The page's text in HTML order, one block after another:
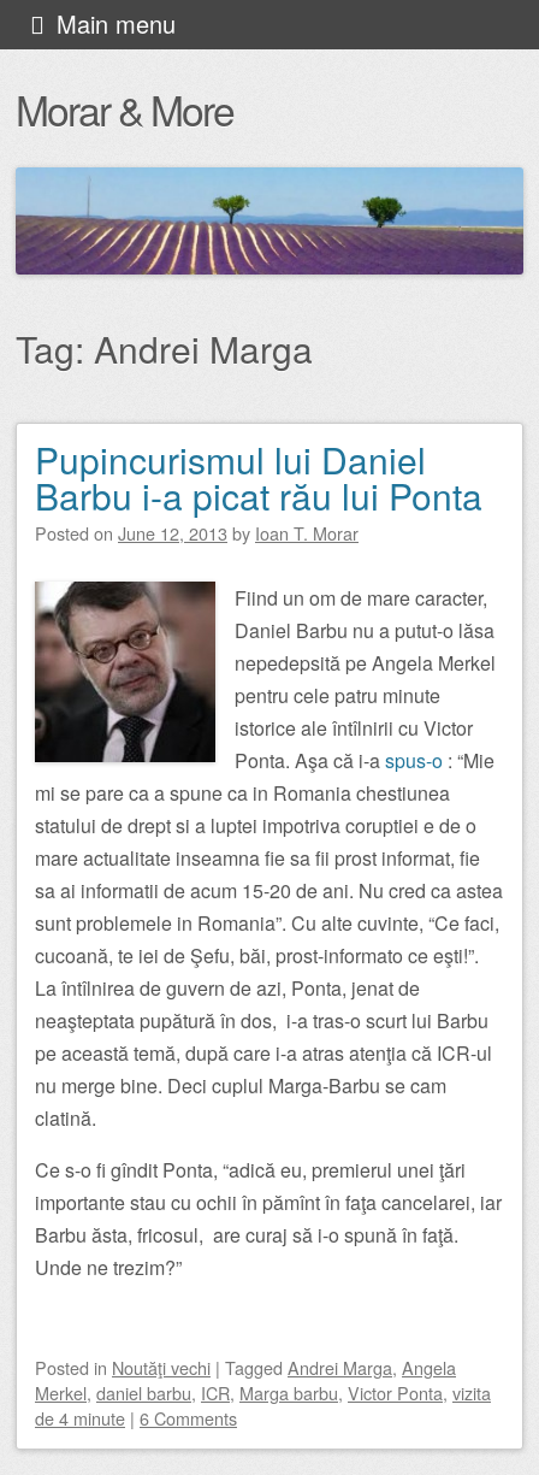
Morar & More
Main menu
Skip
to
content
Tag: Andrei Marga
Post navigation
Pupincurismul lui Daniel
Barbu i-a picat rău lui Ponta
Posted on June 12, 2013 by Ioan T. Morar
Fiind un om de mare caracter,
Daniel Barbu nu a putut-o lăsa
nepedepsită pe Angela Merkel
pentru cele patru minute
istorice ale întîlnirii cu Victor
Ponta. Aşa că i-aspus-o : “Mie
mi se pare ca a spune ca in Romania chestiunea
statului de drept si a luptei impotriva coruptiei e de o
mare actualitate inseamna fie sa fii prost informat, fie
sa ai informatii de acum 15-20 de ani. Nu cred ca astea
sunt problemele in Romania”. Cu alte cuvinte, “Ce faci,
cucoană, te iei de Şefu, băi, prost-informato ce eşti!”.
La întîlnirea de guvern de azi, Ponta, jenat de
neaşteptata pupătură în dos, i-a tras-o scurt lui Barbu
pe această temă, după care i-a atras atenţia că ICR-ul
nu merge bine. Deci cuplul Marga-Barbu se cam
clatină.
Ce s-o fi gîndit Ponta, “adică eu, premierul unei ţări
importante stau cu ochii în pămînt în faţa cancelarei, iar
Barbu ăsta, fricosul, are curaj să i-o spună în faţă.
Unde ne trezim?”
Posted in Noutăţi vechi | Tagged Andrei Marga, Angela
Merkel, daniel barbu, ICR, Marga barbu, Victor Ponta, vizita
de 4 minute | 6 Comments